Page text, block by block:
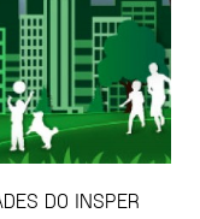
DO INSPER